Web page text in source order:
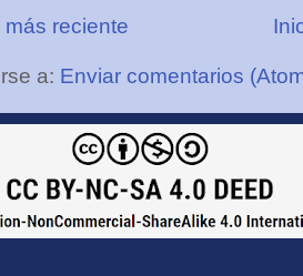
más reciente
a: Enviar comentarios